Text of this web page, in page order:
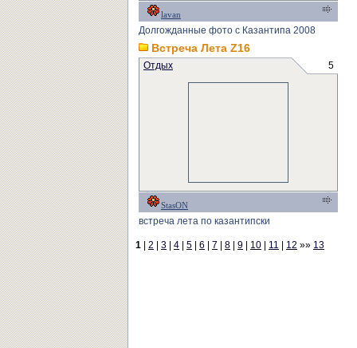
lavan
Долгожданные фото с Казантипа 2008
Встреча Лета Z16
Отдых 5
StasON
встреча лета по казантипски
1 2 3 4 5 6 7 8 9 10 11 12 »» 13